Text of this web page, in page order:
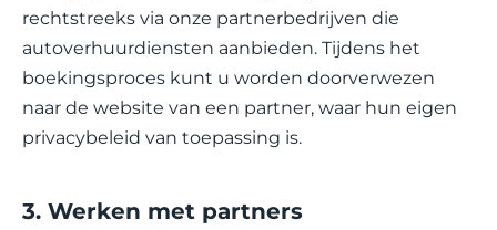
rechtstreeks via onze partnerbedrijven die
autoverhuurdiensten aanbieden. Tijdens het
boekingsproces kunt u worden doorverwezen
naar de website van een partner, waar hun eigen
privacybeleid van toepassing is.
3. Werken met partners